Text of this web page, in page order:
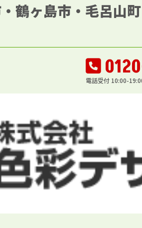
鶴ヶ島市・毛呂山
電話受付 10:00-